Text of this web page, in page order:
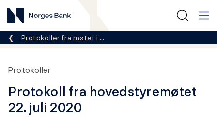
Norges Bank
Her er du nå:
Protokoller fra møter i …
Protokoller
Protokoll fra hovedstyremøtet
22. juli 2020